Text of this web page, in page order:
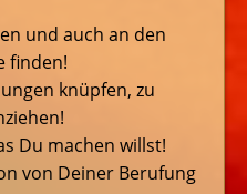
und auch an den
finden!
knüpfen, zu
Du machen willst!
von Deiner Berufung